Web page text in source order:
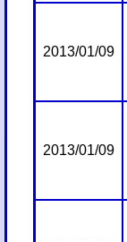
2013/01/09
2013/01/09